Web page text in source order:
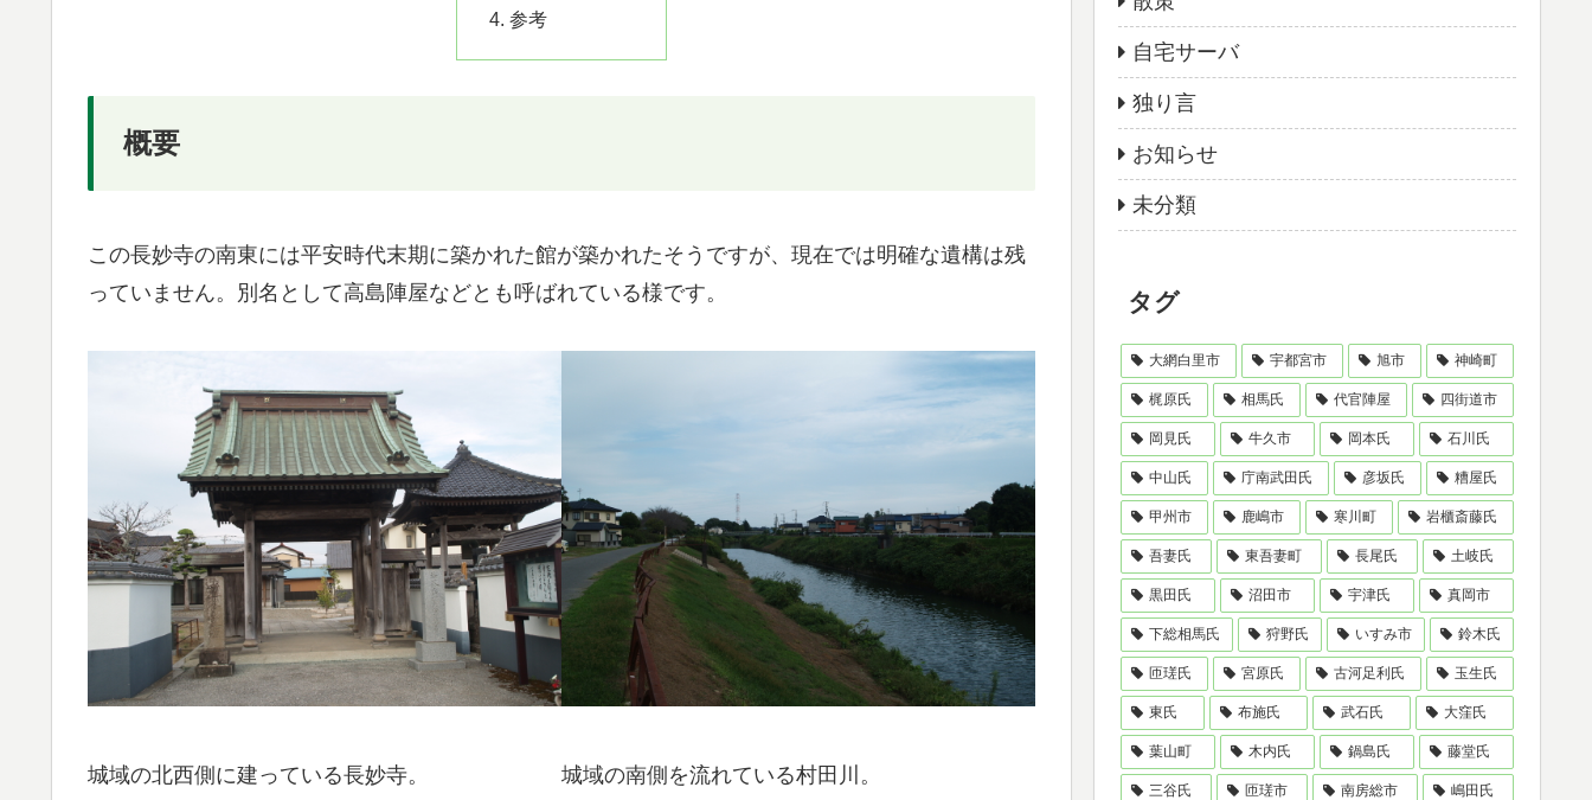
参考
概要
この長妙寺の南東には平安時代末期に築かれた館が築かれたそうですが、現在では明確な遺構は残
っていません。別名として高島陣屋などとも呼ばれている様です。
城域の北西側に建っている長妙寺。
城域の南側を流れている村田川。
自宅サーバ
独り言
お知らせ
未分類
タグ
大網白里市 宇都宮市 旭市 神崎町
梶原氏 相馬氏 代官陣屋 四街道市
岡見氏 牛久市 岡本氏 石川氏
中山氏 庁南武田氏 彦坂氏 糟屋氏
甲州市 鹿嶋市 寒川町 岩櫃斎藤氏
吾妻氏 東吾妻町 長尾氏 土岐氏
黒田氏 沼田市 宇津氏 真岡市
下総相馬氏 狩野氏 いすみ市 鈴木氏
匝瑳氏 宮原氏 古河足利氏 玉生氏
東氏 布施氏 武石氏 大窪氏
葉山町 木内氏 鍋島氏 藤堂氏
三谷氏 匝瑳市 南房総市 嶋田氏